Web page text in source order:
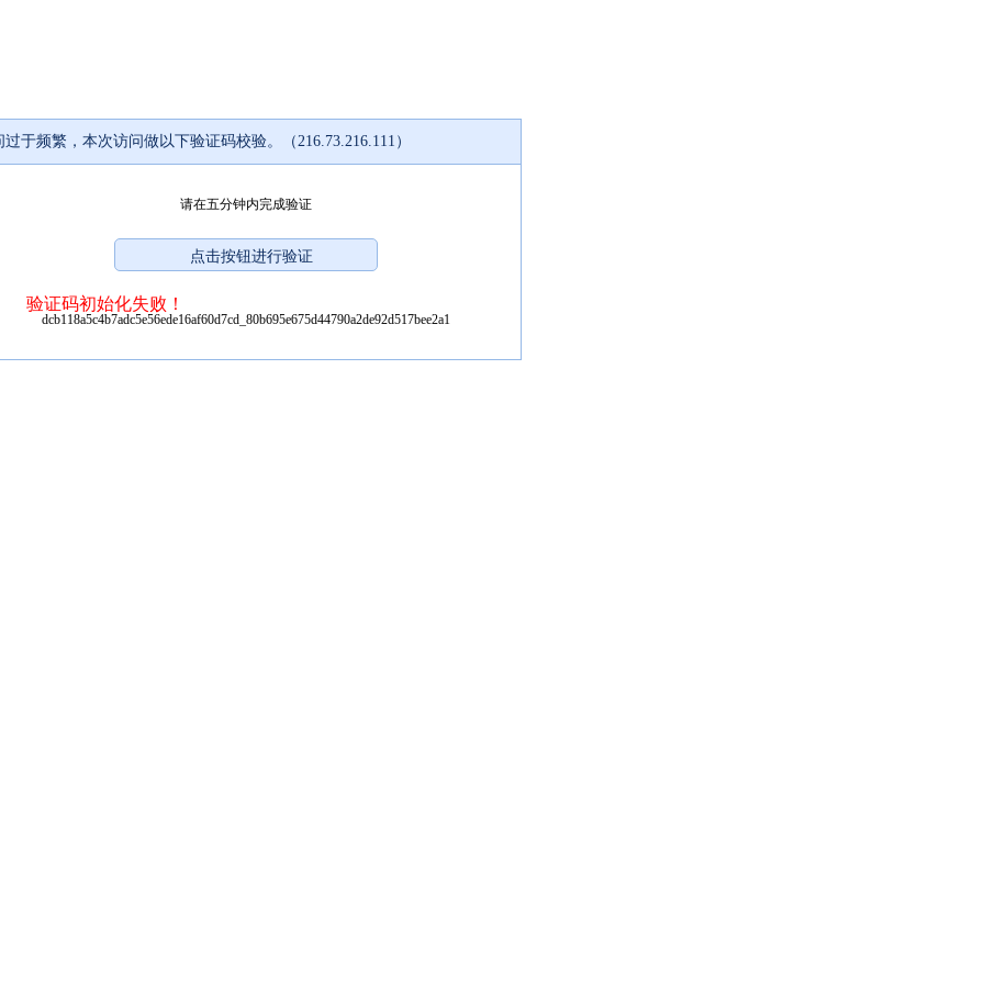
过于频繁，本次访问做以下验证码校验。（216.73.216.111）
请在五分钟内完成验证
验证码初始化失败！
dcb118a5c4b7adc5e56ede16af60d7cd_80b695e675d44790a2de92d517bee2a1